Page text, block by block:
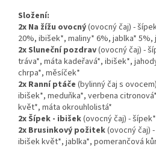
Složení:
2x Na žížu ovocný(ovocný čaj) -
20%, ibišek*, maliny* 6%, jablka* 5%,
2x Sluneční pozdrav(ovocný čaj) -
tráva*, máta kadeřavá*, ibišek*,
chrpa*, měsíček*
2x Ranní ptáče (bylinný čaj s
ibišek*, meduňka*, verbena
květ*, máta okrouhlolistá*
2x Šípek - ibišek(ovocný čaj) -
2x Brusinkový požitek(ovocný čaj)
ibišek květ*, jablka*, pomerančová